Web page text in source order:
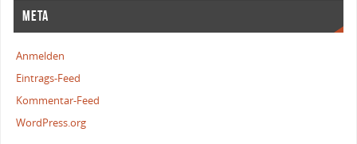
META
Anmelden
Eintrags-Feed
Kommentar-Feed
WordPress.org